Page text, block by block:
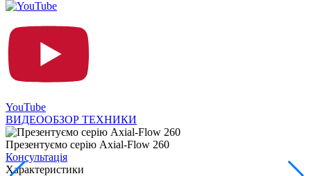
YouTube
ВИДЕООБЗОР ТЕХНИКИ
Презентуємо серію Axial-Flow 260
Консультація
Характеристики